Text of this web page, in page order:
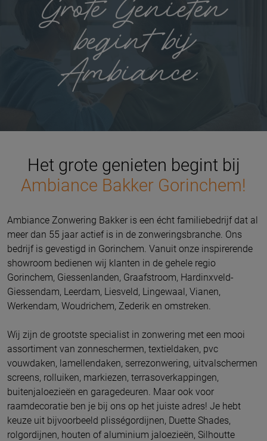
Het grote genieten begint bij
Ambiance Bakker Gorinchem!
Ambiance Zonwering Bakker is een écht familiebedrijf dat al
meer dan 55 jaar actief is in de zonweringsbranche. Ons
bedrijf is gevestigd in Gorinchem. Vanuit onze inspirerende
showroom bedienen wij klanten in de gehele regio
Gorinchem, Giessenlanden, Graafstroom, Hardinxveld-
Giessendam, Leerdam, Liesveld, Lingewaal, Vianen,
Werkendam, Woudrichem, Zederik en omstreken.
Wij zijn de grootste specialist in zonwering met een mooi
assortiment van zonneschermen, textieldaken, pvc
vouwdaken, lamellendaken, serrezonwering, uitvalschermen
screens, rolluiken, markiezen, terrasoverkappingen,
buitenjaloezieën en garagedeuren. Maar ook voor
raamdecoratie ben je bij ons op het juiste adres! Je hebt
keuze uit bijvoorbeeld plisségordijnen, Duette Shades,
rolgordijnen, houten of aluminium jaloezieën, Silhoutte